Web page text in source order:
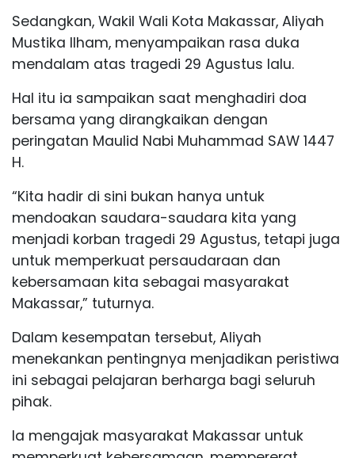
Sedangkan, Wakil Wali Kota Makassar, Aliyah
Mustika Ilham, menyampaikan rasa duka
mendalam atas tragedi 29 Agustus lalu.
Hal itu ia sampaikan saat menghadiri doa
bersama yang dirangkaikan dengan
peringatan Maulid Nabi Muhammad SAW 1447
H.
“Kita hadir di sini bukan hanya untuk
mendoakan saudara-saudara kita yang
menjadi korban tragedi 29 Agustus, tetapi juga
untuk memperkuat persaudaraan dan
kebersamaan kita sebagai masyarakat
Makassar,” tuturnya.
Dalam kesempatan tersebut, Aliyah
menekankan pentingnya menjadikan peristiwa
ini sebagai pelajaran berharga bagi seluruh
pihak.
Ia mengajak masyarakat Makassar untuk